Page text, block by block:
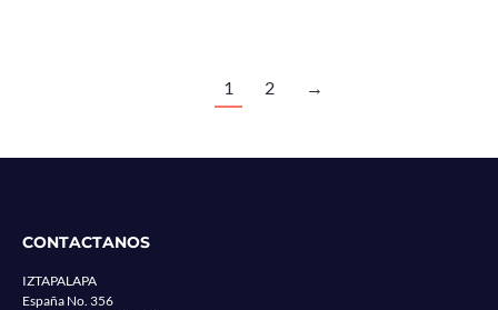
1 2 →
CONTACTANOS
IZTAPALAPA
España No. 356